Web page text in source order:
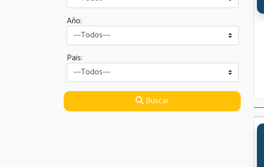
Año:
Pais:
Buscar